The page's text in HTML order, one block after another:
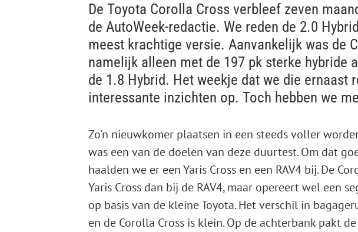
m
0
%
De Toyota Corolla Cross verbleef zeven
de AutoWeek-redactie. We reden de 2.0
meest krachtige versie. Aanvankelijk was de
namelijk alleen met de 197 pk sterke hybride
de 1.8 Hybrid. Het weekje dat we die ernaast
interessante inzichten op. Toch hebben we
Zo’n nieuwkomer plaatsen in een steeds voller
was een van de doelen van deze duurtest. Om dat
haalden we er een Yaris Cross en een RAV4 bij. De
Yaris Cross dan bij de RAV4, maar opereert wel een
op basis van de kleine Toyota. Het verschil in
en de Corolla Cross is klein. Op de achterbank pakt